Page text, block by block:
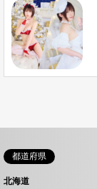
都道府県
北海道